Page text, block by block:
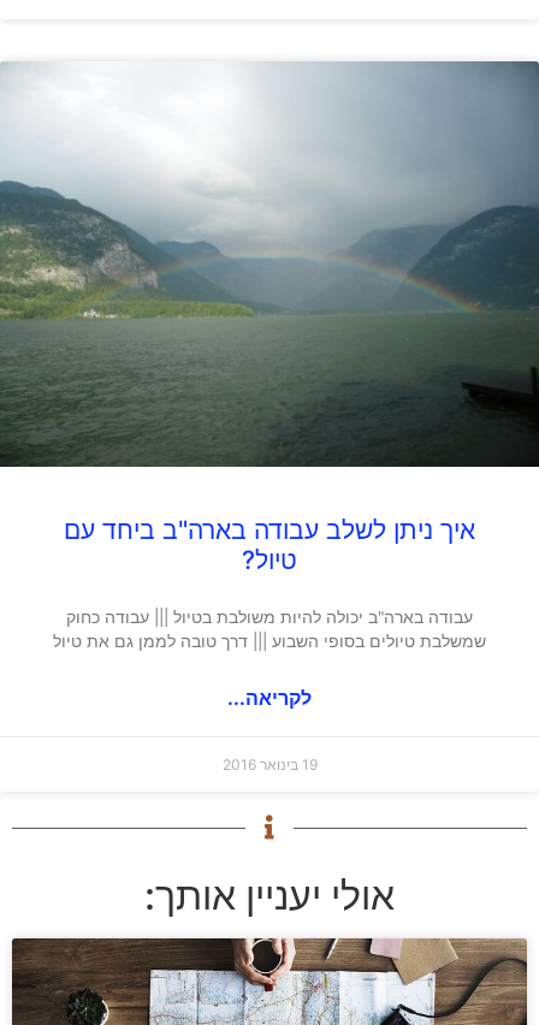
איך ניתן לשלב עבודה בארה"ב ביחד עם
טיול?
עבודה בארה"ב יכולה להיות משולבת בטיול ||| עבודה כחוק
שמשלבת טיולים בסופי השבוע ||| דרך טובה לממן גם את טיול
לקריאה...
19 בינואר 2016
אולי יעניין אותך: